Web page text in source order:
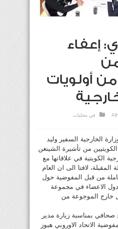
إعفاء
أولويات
في محليات
الخارجية السفير وليد
من تأشيرة الشينغن
الكويتية في علاقاتها مع
المقبلة، لافتا الى ان العام
من قبل المفوضية حول
الاعضاء في مجموعة
خارج الموجوعة من
بمناسبة زيارة مدير
الاتحاد الاوروبي هيوز